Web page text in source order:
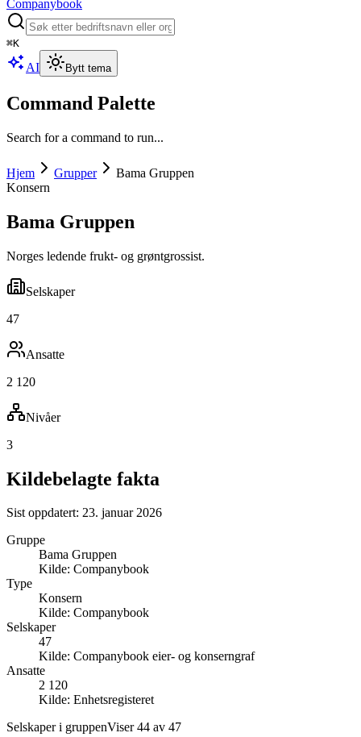
Companybook
⌘K
AI Bytt tema
Command Palette
Search for a command to run...
Hjem Grupper
Bama Gruppen
Konsern
Bama Gruppen
Norges ledende frukt- og grøntgrossist.
Selskaper
47
Ansatte
2 120
Nivåer
3
Kildebelagte fakta
Sist oppdatert: 23. januar 2026
Gruppe
Bama Gruppen
Kilde: Companybook
Type
Konsern
Kilde: Companybook
Selskaper
47
Kilde: Companybook eier- og konserngraf
Ansatte
2 120
Kilde: Enhetsregisteret
Selskaper i gruppenViser44 av 47